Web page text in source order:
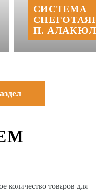
СИСТЕМА
П.
количество товаров для